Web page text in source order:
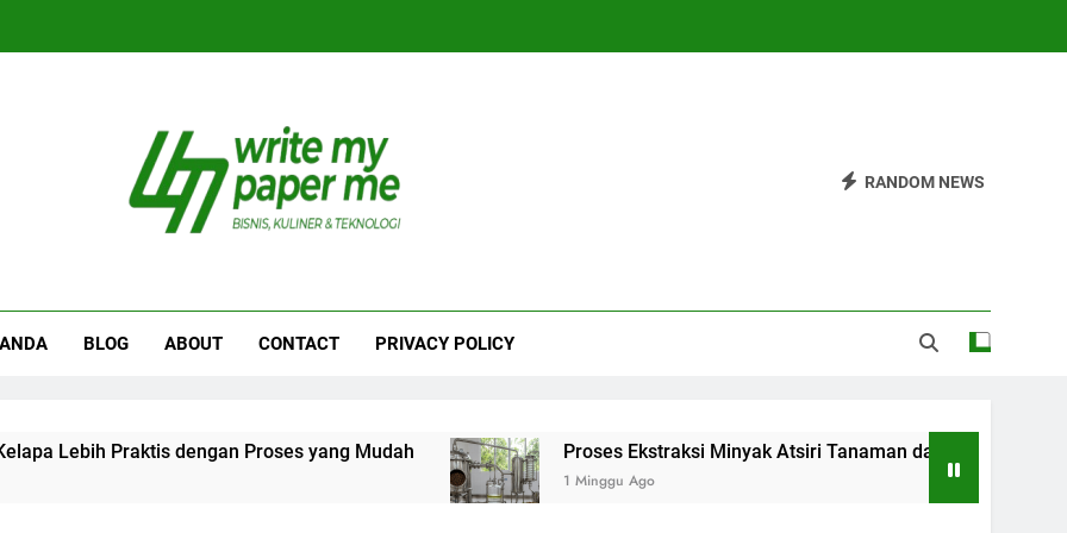
RANDOM NEWS
BLOG ABOUT CONTACT PRIVACY POLICY
Praktis dengan Proses yang Mudah Proses Ekstraksi Minyak Atsiri Tanaman dari Bahan hingga Hasil
1 Minggu Ago